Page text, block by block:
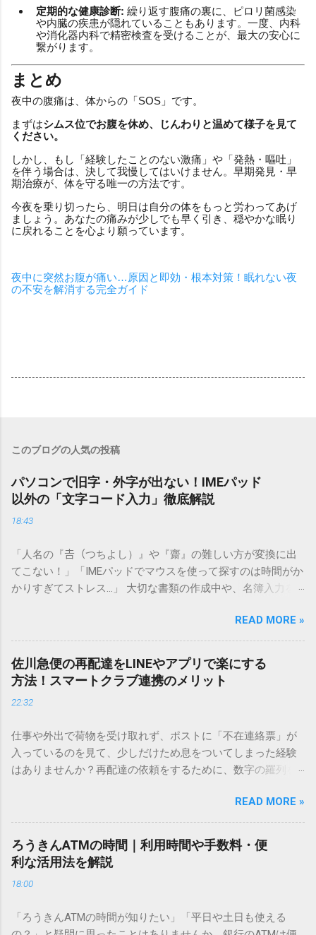
定期的な健康診断: 繰り返す腹痛の裏に、ピロリ菌感染
や内臓の疾患が隠れていることもあります。一度、内科
や消化器内科で精密検査を受けることが、最大の安心に
繋がります。
まとめ
夜中の腹痛は、体からの「SOS」です。
まずはシムス位でお腹を休め、じんわりと温めて様子を見て
ください。
しかし、もし「経験したことのない激痛」や「発熱・嘔吐」
を伴う場合は、決して我慢してはいけません。早期発見・早
期治療が、体を守る唯一の方法です。
今夜を乗り切ったら、明日は自分の体をもっと労わってあげ
ましょう。あなたの痛みが少しでも早く引き、穏やかな眠り
に戻れることを心より願っています。
夜中に突然お腹が痛い…原因と即効・根本対策！眠れない夜
の不安を解消する完全ガイド
このブログの人気の投稿
パソコンで旧字・外字が出ない！IMEパッド
以外の「文字コード入力」徹底解説
18:43
「人名の『𠮷（つちよし）』や『齋』の難しい方が変換に出
てこない！」「IMEパッドでマウスを使って探すのは時間がか
かりすぎてストレス…」 大切な書類の作成中や、名簿入力を
てしまいますよね。多くの人が「IMEパッド（手書き入力）」
を使いますが、実はマウスで一画ずつ書くのは非効率です
し、似た漢字が多すぎて結局見つからないことも少なくあり
ません。 そこで今回は、IMEパッドを使わずに、特定のコー
ドを打ち込むだけで一瞬で旧字や外字、特殊記号を呼び出す
「文字コード入力」のテクニックを詳しく解説します。 この
必要はありません。 1. なぜ「変換」しても旧字・外字が出て
こないのか？ そもそも、なぜ普通の変換で出てこない漢字が
あるのでしょうか。その理由は、パソコンが文字を認識する
は、JIS規格（日本産業規格）によって「第1水準」「第2水
準」といった形で整理されています。しかし、人名や地名に
使われる非常に古い漢字（旧字）や、特定の組織だけで作ら
れた「外字」は、この一般的な変換リストに含まれていない
ン上のすべての文字には、いわば「住所」のような番号が割
り振られています。変換候補に出ない文字でも、この住所
READ MORE »
佐川急便の再配達をLINEやアプリで楽にする
方法！スマートクラブ連携のメリット
22:32
仕事や外出で荷物を受け取れず、ポストに「不在連絡票」が
入っているのを見て、少しだけため息をついてしまった経験
はありませんか？再配達の依頼をするために、数字の羅列を
ことに申し訳なさを感じたりすることもあるかもしれませ
ん。 「もっとスムーズに、自分のタイミングで受け取りた
い」 「わざわざ電話をかけずに、スマホ一つで完結させた
い」 そんな願いを叶えてくれるのが、佐川急便の会員制サー
ビス「スマートクラブ」と、LINEや公式アプリの連携です。
これらを活用するだけで、再配達のストレスは驚くほど軽く
受け取り術と、連携による具体的なメリットを徹底解説しま
READ MORE »
ろうきんATMの時間｜利用時間や手数料・便
利な活用法を解説
18:00
「ろうきんATMの時間が知りたい」「平日や土日も使える